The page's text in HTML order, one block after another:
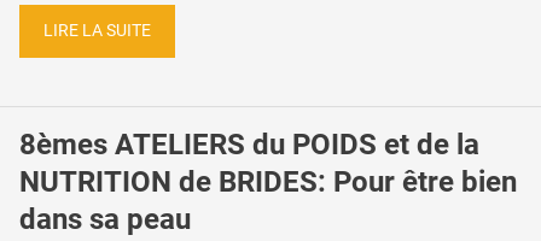
LIRE LA SUITE
8èmes ATELIERS du POIDS et de la
NUTRITION de BRIDES: Pour être bien
dans sa peau